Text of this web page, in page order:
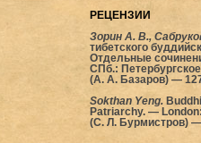
РЕЦЕНЗИИ
Зорин А. В.,
тибетского
Отдельные
СПб.:
(А. А. Базаров) —
Sokthan Yeng.
Patriarchy. —
(С. Л. Бурмистров)